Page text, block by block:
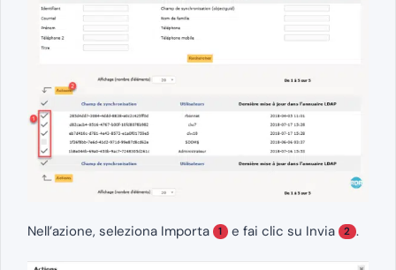
Nell’azione, seleziona Importa 1 e fai clic su Invia 2 .